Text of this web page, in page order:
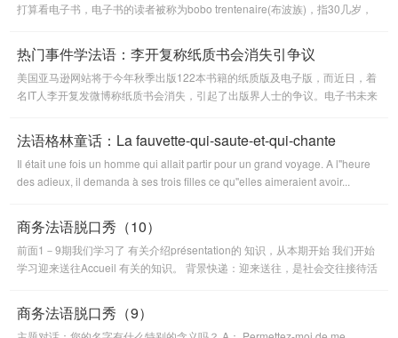
打算看电子书，电子书的读者被称为bobo trentenaire(布波族)，指30几岁，
热门事件学法语：李开复称纸质书会消失引争议
美国亚马逊网站将于今年秋季出版122本书籍的纸质版及电子版，而近日，着
名IT人李开复发微博称纸质书会消失，引起了出版界人士的争议。电子书未来
法语格林童话：La fauvette-qui-saute-et-qui-chante
Il était une fois un homme qui allait partir pour un grand voyage. A l''heure
des adieux, il demanda à ses trois filles ce qu''elles aimeraient avoir...
商务法语脱口秀（10）
前面1－9期我们学习了 有关介绍présentation的 知识，从本期开始 我们开始
学习迎来送往Accueil 有关的知识。 背景快递：迎来送往，是社会交往接待活
商务法语脱口秀（9）